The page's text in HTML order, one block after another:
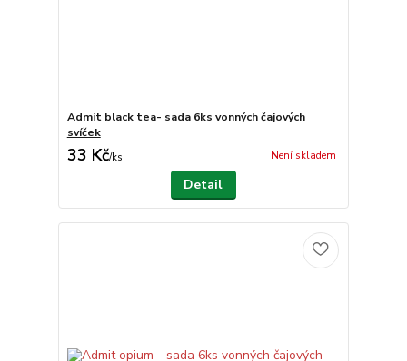
Admit black tea- sada 6ks vonných čajových
svíček
33 Kč/ks Není skladem
Detail